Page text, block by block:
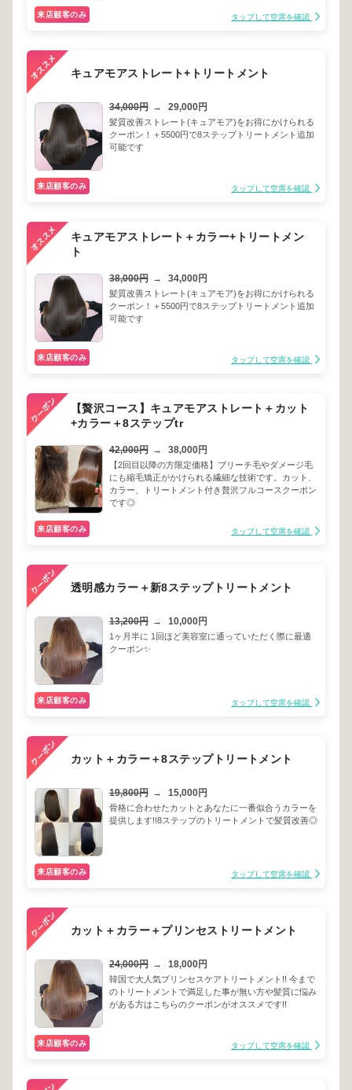
来店顧客のみ タップして空席を確認
キュアモアストレート+トリートメント
34,000円 → 29,000円
髪質改善ストレート(キュアモア)をお得にかけられる
クーポン！＋5500円で8ステップトリートメント追加
可能です
来店顧客のみ タップして空席を確認
キュアモアストレート＋カラー+トリートメン
ト
38,000円 → 34,000円
髪質改善ストレート(キュアモア)をお得にかけられる
クーポン！＋5500円で8ステップトリートメント追加
可能です
来店顧客のみ タップして空席を確認
【贅沢コース】キュアモアストレート＋カット
+カラー＋8ステップtr
42,000円 → 38,000円
【2回目以降の方限定価格】ブリーチ毛やダメージ毛
にも縮毛矯正がかけられる繊細な技術です。カット、
カラー、トリートメント付き贅沢フルコースクーポン
です◎
来店顧客のみ タップして空席を確認
透明感カラー＋新8ステップトリートメント
13,200円 → 10,000円
1ヶ月半に 1回ほど美容室に通っていただく際に最適
クーポン✨
来店顧客のみ タップして空席を確認
カット＋カラー＋8ステップトリートメント
19,800円 → 15,000円
骨格に合わせたカットとあなたに一番似合うカラーを
提供します!!8ステップのトリートメントで髪質改善◎
来店顧客のみ タップして空席を確認
カット＋カラー＋プリンセストリートメント
24,000円 → 18,000円
韓国で大人気プリンセスケアトリートメント!! 今まで
のトリートメントで満足した事が無い方や髪質に悩み
がある方はこちらのクーポンがオススメです!!
来店顧客のみ タップして空席を確認